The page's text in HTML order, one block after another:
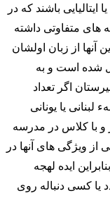
ایتالیایی باشند که در
های متفاوتی داشته
از زبان اولشان
شده است و به
اگر تعداد
لبنانی یا یونانی
و با کلاس در مدرسه
از ویژگی های آنها در
ایده لهجه
یا کسی دنباله روی